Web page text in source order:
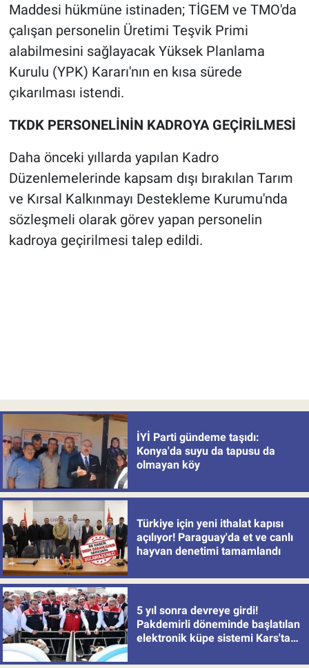
Maddesi hükmüne istinaden; TİGEM ve TMO'da
çalışan personelin Üretimi Teşvik Primi
alabilmesini sağlayacak Yüksek Planlama
Kurulu (YPK) Kararı'nın en kısa sürede
çıkarılması istendi.
TKDK PERSONELİNİN KADROYA GEÇİRİLMESİ
Daha önceki yıllarda yapılan Kadro
Düzenlemelerinde kapsam dışı bırakılan Tarım
ve Kırsal Kalkınmayı Destekleme Kurumu'nda
sözleşmeli olarak görev yapan personelin
kadroya geçirilmesi talep edildi.
İYİ Parti gündeme taşıdı:
Konya'da suyu da tapusu da
olmayan köy
Türkiye için yeni ithalat kapısı
açılıyor! Paraguay'da et ve canlı
hayvan denetimi tamamlandı
5 yıl sonra devreye girdi!
Pakdemirli döneminde başlatılan
elektronik küpe sistemi Kars'tan